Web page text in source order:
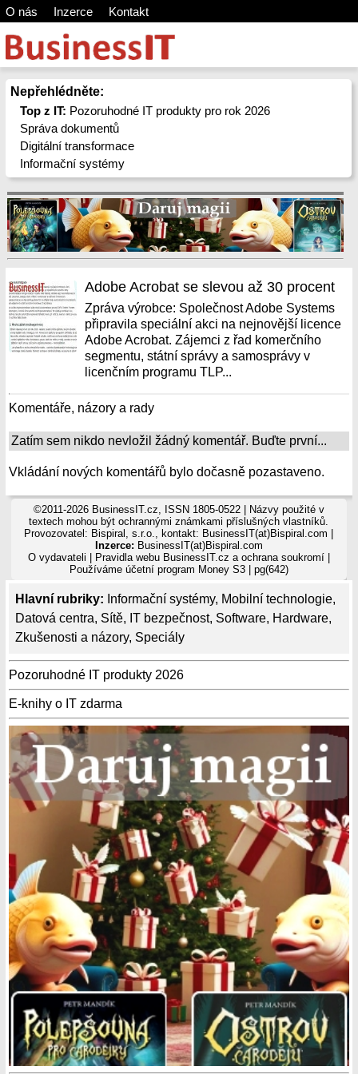
O nás Inzerce Kontakt
Nepřehlédněte:
Top z IT: Pozoruhodné IT produkty pro rok 2026
Správa dokumentů
Digitální transformace
Informační systémy
Hlavní rubriky: Informační systémy, Mobilní technologie,
Datová centra, Sítě, IT bezpečnost, Software, Hardware,
Zkušenosti a názory, Speciály
Pozoruhodné IT produkty 2026
E-knihy o IT zdarma
Adobe Acrobat se slevou až 30 procent
Zpráva výrobce: Společnost Adobe Systems
připravila speciální akci na nejnovější licence
Adobe Acrobat. Zájemci z řad komerčního
segmentu, státní správy a samosprávy v
licenčním programu TLP...
Komentáře, názory a rady
Zatím sem nikdo nevložil žádný komentář. Buďte první...
Vkládání nových komentářů bylo dočasně pozastaveno.
©2011-2026 BusinessIT.cz, ISSN 1805-0522 | Názvy použité v
textech mohou být ochrannými známkami příslušných vlastníků.
Provozovatel: Bispiral, s.r.o., kontakt: BusinessIT(at)Bispiral.com |
Inzerce: BusinessIT(at)Bispiral.com
O vydavateli
Pravidla webu BusinessIT.cz a ochrana soukromí|
Používáme účetní program Money S3| pg(642)